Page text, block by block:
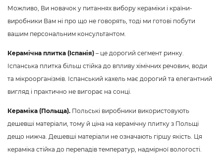
Можливо, Ви новачок у питаннях вибору кераміки і країни-
виробники Вам ні про що не говорять, тоді ми готові побути
вашим персональним консультантом.
Керамічна плитка (Іспанія) – це дорогий сегмент ринку.
Іспанська плитка більш стійка до впливу хімічних речовин, води
та мікроорганізмів. Іспанський кахель має дорогий та елегантний
вигляд і практично не вигорає на сонці.
Кераміка (Польща). Польські виробники використовують
дешевші матеріали, тому й ціна на керамічну плитку з Польщі
дещо нижча. Дешевші матеріали не означають гіршу якість. Ця
кераміка стійка до перепадів температур, надмірної вологості.